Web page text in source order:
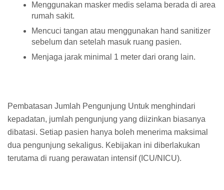
Menggunakan masker medis selama berada di area
rumah sakit.
Mencuci tangan atau menggunakan hand sanitizer
sebelum dan setelah masuk ruang pasien.
Menjaga jarak minimal 1 meter dari orang lain.
Pembatasan Jumlah Pengunjung Untuk menghindari
kepadatan, jumlah pengunjung yang diizinkan biasanya
dibatasi. Setiap pasien hanya boleh menerima maksimal
dua pengunjung sekaligus. Kebijakan ini diberlakukan
terutama di ruang perawatan intensif (ICU/NICU).